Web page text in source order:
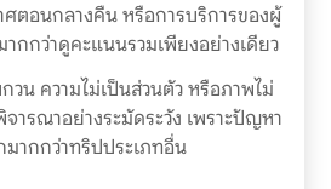
ศตอนกลางคืน หรือการบริการของผู้
กกว่าดูคะแนนรวมเพียงอย่างเดียว
วน ความไม่เป็นส่วนตัว หรือภาพไม่
ารณาอย่างระมัดระวัง เพราะปัญหา
ากกว่าทริปประเภทอื่น